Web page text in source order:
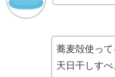
蕎麦殻使っ
天日干しすべ